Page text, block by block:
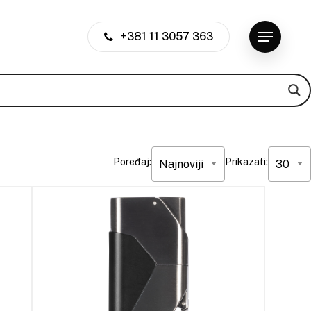
+381 11 3057 363 Menu
Poređaj: Najnoviji Prikazati: 30